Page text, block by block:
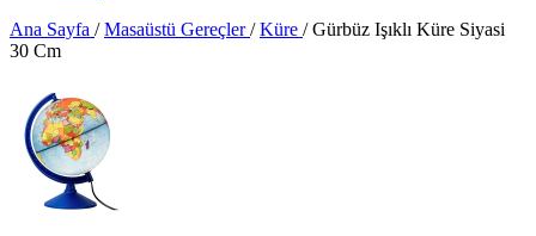
Ana Sayfa / Masaüstü Gereçler/ Küre / Gürbüz Işıklı Küre Siyasi
30 Cm